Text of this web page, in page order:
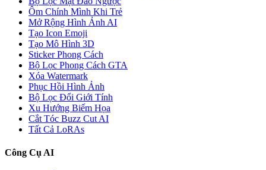
Ôm Chính Mình Khi Trẻ
Mở Rộng Hình Ảnh AI
Tạo Icon Emoji
Tạo Mô Hình 3D
Sticker Phong Cách
Bộ Lọc Phong Cách GTA
Xóa Watermark
Phục Hồi Hình Ảnh
Bộ Lọc Đổi Giới Tính
Xu Hướng Biếm Họa
Cắt Tóc Buzz Cut AI
Tất Cả LoRAs
Công Cụ AI